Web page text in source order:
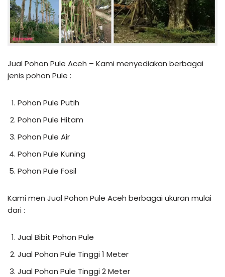
Jual Pohon Pule Aceh – Kami menyediakan berbagai
jenis pohon Pule :
Pohon Pule Putih
Pohon Pule Hitam
Pohon Pule Air
Pohon Pule Kuning
Pohon Pule Fosil
Kami men Jual Pohon Pule Aceh berbagai ukuran mulai
dari :
Jual Bibit Pohon Pule
Jual Pohon Pule Tinggi 1 Meter
Jual Pohon Pule Tinggi 2 Meter